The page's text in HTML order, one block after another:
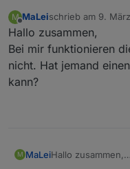
M
Offline
MaLeischrieb am 9.
zuletzt editiert von
Hallo zusammen,
Bei mir funktionieren
nicht. Hat jemand
kann?
M MaLeiHallo zusammen,